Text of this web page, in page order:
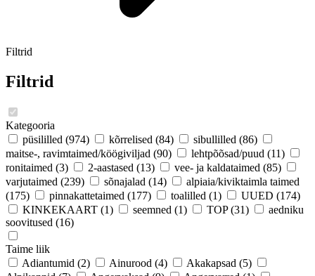
Filtrid
Filtrid
Kategooria
püsililled (974) kõrrelised (84) sibullilled (86)
maitse-, ravimtaimed/köögiviljad (90) lehtpõõsad/puud (11)
ronitaimed (3) 2-aastased (13) vee- ja kaldataimed (85)
varjutaimed (239) sõnajalad (14)
alpiaia/kiviktaimla taimed
(175)
pinnakattetaimed (177) toalilled (1) UUED (174)
KINKEKAART (1) seemned (1) TOP (31)
aedniku
soovitused (16)
Taime liik
Adiantumid (2) Ainurood (4) Akakapsad (5)